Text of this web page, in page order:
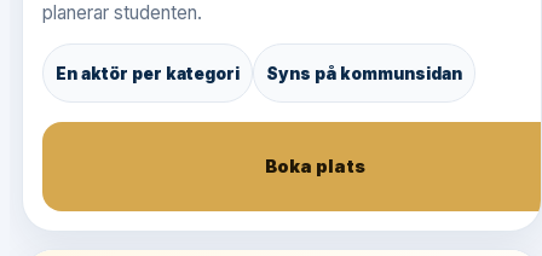
planerar studenten.
En aktör per kategori Syns på kommunsidan
Boka plats